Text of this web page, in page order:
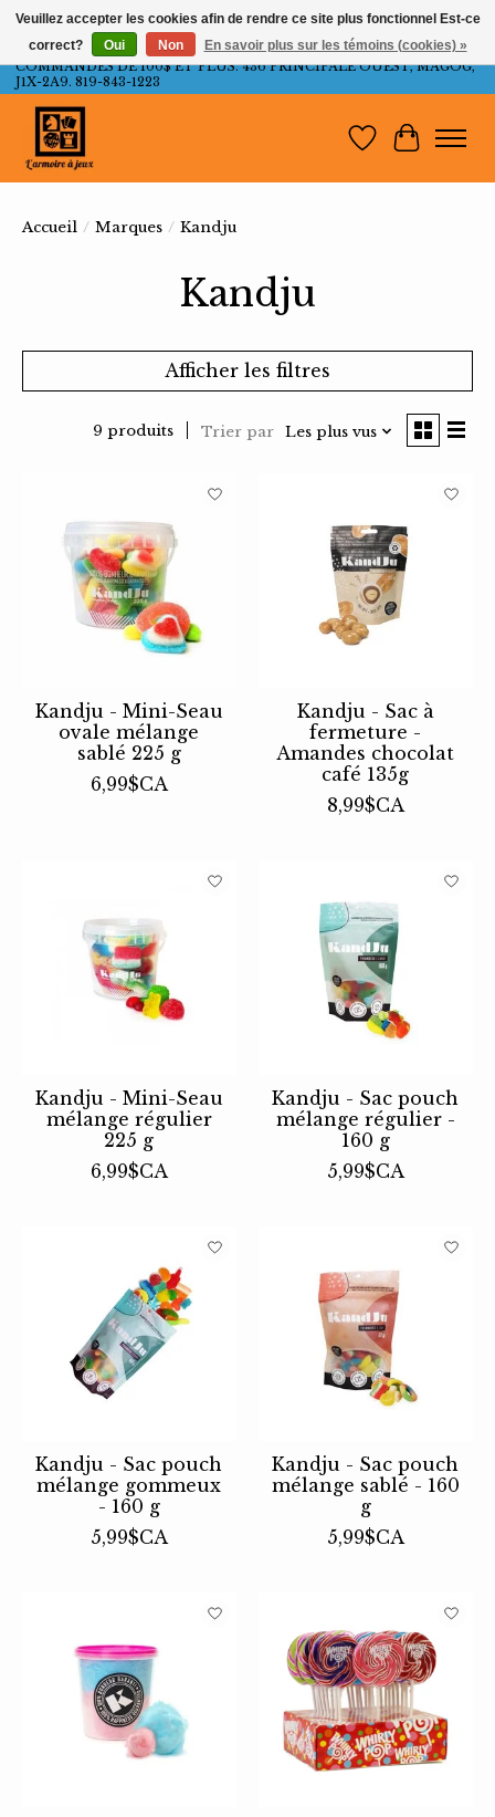
LIVRAISON GRATUITE AU QUÉBEC ET ONTARIO POUR LES
COMMANDES DE 100$ ET PLUS. 436 PRINCIPALE OUEST, MAGOG,
J1X-2A9. 819-843-1223
Liste dePanier
Accueil / Marques / Kandju
Kandju
Afficher les filtres
9 produits Trier par Les plus vus
Kandju - Mini-Seau
ovale mélange
sablé 225 g
6,99$CA
Kandju - Sac à
fermeture -
Amandes chocolat
café 135g
8,99$CA
Kandju - Mini-Seau
mélange régulier
225 g
6,99$CA
Kandju - Sac pouch
mélange régulier -
160 g
5,99$CA
Kandju - Sac pouch
mélange gommeux
- 160 g
5,99$CA
Kandju - Sac pouch
mélange sablé - 160
g
5,99$CA
Veuillez accepter les cookies afin de rendre ce site plus fonctionnel Est-ce
correct?
Oui Non En savoir plus sur les témoins (cookies) »